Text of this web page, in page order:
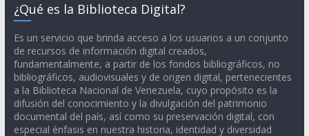
¿Qué es la Biblioteca Digital?
Es un servicio que brinda acceso a los usuarios a un conjunto
de recursos de información digital creados,
fundamentalmente, a partir de los fondos bibliográficos, no
bibliográficos, audiovisuales y de origen digital, pertenecientes
a la Biblioteca Nacional de Venezuela, cuyo propósito es la
difusión del conocimiento y la divulgación del patrimonio
documental del país, así como su preservación digital, con
especial énfasis en nuestra historia, identidad y diversidad